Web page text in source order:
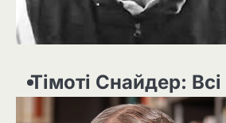
Тімоті Снайдер: Всі